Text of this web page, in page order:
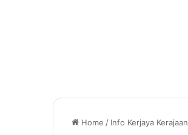
Home / Info Kerjaya Kerajaan